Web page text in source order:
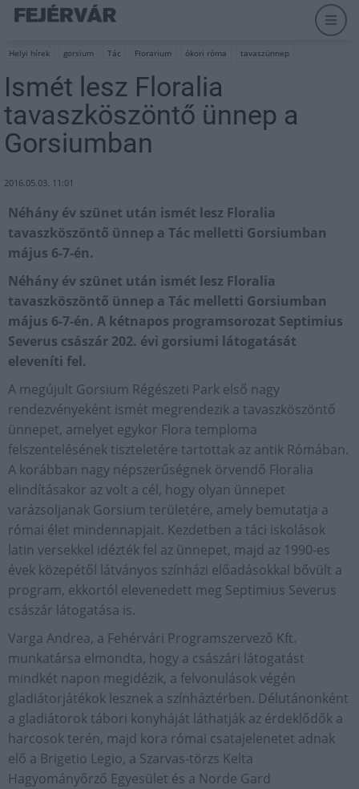
Helyi hírek gorsium Tác Florarium ókori róma tavaszünnep
Ismét lesz Floralia
tavaszköszöntő ünnep a
Gorsiumban
2016.05.03. 11:01
Néhány év szünet után ismét lesz Floralia
tavaszköszöntő ünnep a Tác melletti Gorsiumban
május 6-7-én.
Néhány év szünet után ismét lesz Floralia
tavaszköszöntő ünnep a Tác melletti Gorsiumban
május 6-7-én. A kétnapos programsorozat Septimius
Severus császár 202. évi gorsiumi látogatását
eleveníti fel.
A megújult Gorsium Régészeti Park első nagy
rendezvényeként ismét megrendezik a tavaszköszöntő
ünnepet, amelyet egykor Flora temploma
felszentelésének tiszteletére tartottak az antik Rómában.
A korábban nagy népszerűségnek örvendő Floralia
elindításakor az volt a cél, hogy olyan ünnepet
varázsoljanak Gorsium területére, amely bemutatja a
római élet mindennapjait. Kezdetben a táci iskolások
latin versekkel idézték fel az ünnepet, majd az 1990-es
évek közepétől látványos színházi előadásokkal bővült a
program, ekkortól elevenedett meg Septimius Severus
császár látogatása is.
Varga Andrea, a Fehérvári Programszervező Kft.
munkatársa elmondta, hogy a császári látogatást
mindkét napon megidézik, a felvonulások végén
gladiátorjátékok lesznek a színháztérben. Délutánonként
a gladiátorok tábori konyháját láthatják az érdeklődők a
harcosok terén, majd kora római csatajelenetet adnak
elő a Brigetio Legio, a Szarvas-törzs Kelta
Hagyományőrző Egyesület és a Norde Gard